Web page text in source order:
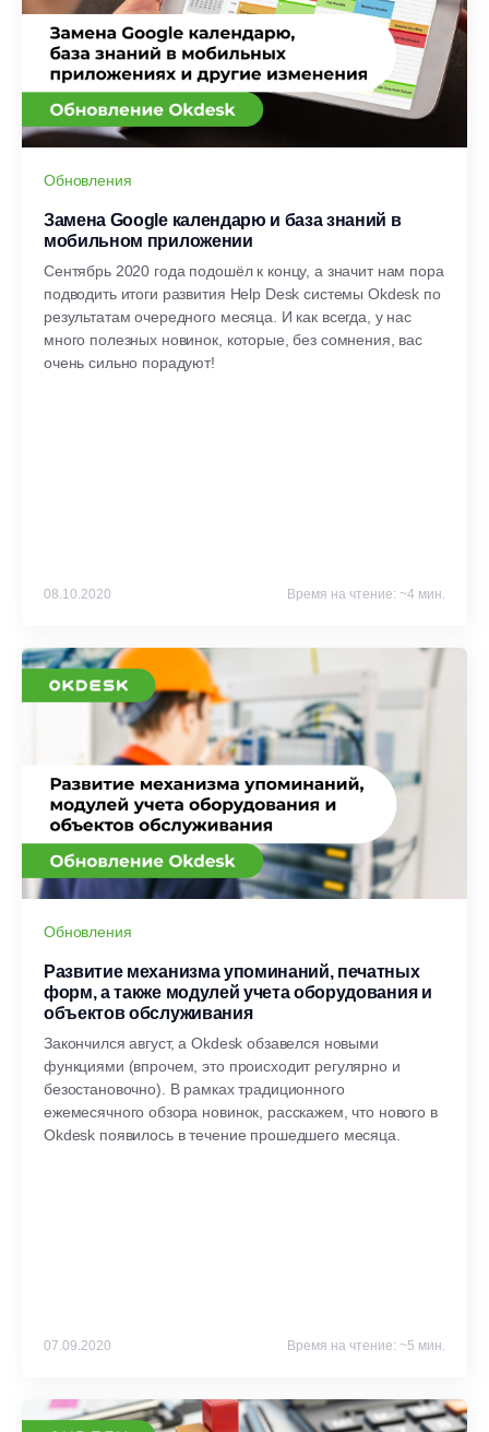
Обновления
Замена Google календарю и база знаний в
мобильном приложении
Сентябрь 2020 года подошёл к концу, а значит нам пора
подводить итоги развития Help Desk системы Okdesk по
результатам очередного месяца. И как всегда, у нас
много полезных новинок, которые, без сомнения, вас
очень сильно порадуют!
08.10.2020 Время на чтение: ~4 мин.
Обновления
Развитие механизма упоминаний, печатных
форм, а также модулей учета оборудования и
объектов обслуживания
Закончился август, а Okdesk обзавелся новыми
функциями (впрочем, это происходит регулярно и
безостановочно). В рамках традиционного
ежемесячного обзора новинок, расскажем, что нового в
Okdesk появилось в течение прошедшего месяца.
07.09.2020 Время на чтение: ~5 мин.